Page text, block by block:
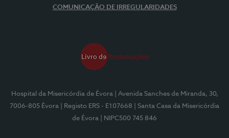
COMUNICAÇÃO DE IRREGULARIDADES
Hospital da Misericórdia de Évora
| Avenida Sanches de Miranda, 30,
7006-805 Évora
| Registo ERS - E107668
| Santa Casa da Misericórdia
de Évora
| NIPC500 745 846